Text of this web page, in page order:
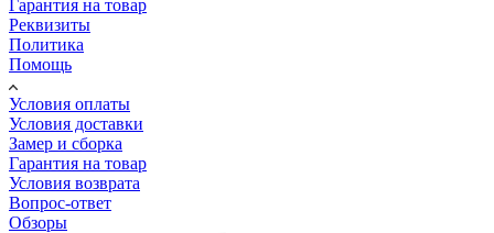
Гарантия на товар
Реквизиты
Политика
Помощь
Условия оплаты
Условия доставки
Замер и сборка
Гарантия на товар
Условия возврата
Вопрос-ответ
Обзоры